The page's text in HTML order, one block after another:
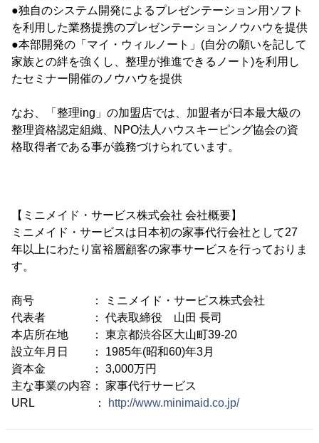
●独自のシステム開発によるプレゼンテーション用ソフト
を利用した業務提携のプレゼンテーションノウハウを提供
●本部開発の「マイ・ウィルノート」(自分の願いを記して
家族との絆を強くし、整理が推進できるノート)を利用し
たセミナー開催のノウハウを提供
なお、「整理ing」の加盟店では、加盟者が日本最大級の
整理資格認定組織、NPO法人ハウスキーピング協会の資
格取得者である事が義務づけられています。
【ミニメイド・サービス株式会社 会社概要】
ミニメイド・サービスは日本初の家事代行会社として27
年以上にわたり富裕層顧客の家事サービスを行っておりま
す。
商号 ： ミニメイド・サービス株式会社
代表者 ： 代表取締役 山田 長司
本店所在地 ： 東京都渋谷区大山町39-20
設立年月日 ： 1985年(昭和60)年3月
資本金 ： 3,000万円
主な事業の内容： 家事代行サービス
URL ：
http://www.minimaid.co.jp/